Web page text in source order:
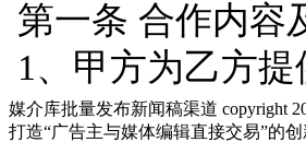
媒介库批量发布新闻稿渠道 copyright
打造“广告主与媒体编辑直接交易”的